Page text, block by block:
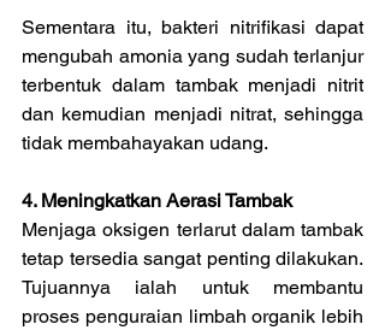
Sementara itu, bakteri nitrifikasi dapat
mengubah amonia yang sudah terlanjur
terbentuk dalam tambak menjadi nitrit
dan kemudian menjadi nitrat, sehingga
tidak membahayakan udang.
4. Meningkatkan Aerasi Tambak
Menjaga oksigen terlarut dalam tambak
tetap tersedia sangat penting dilakukan.
Tujuannya ialah untuk membantu
proses penguraian limbah organik lebih